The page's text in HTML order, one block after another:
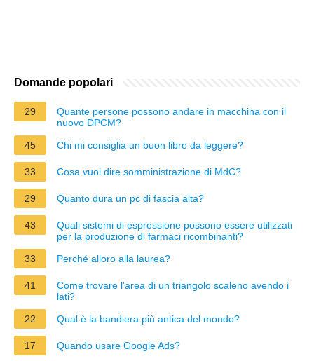
Domande popolari
29
Quante persone possono andare in macchina con il
nuovo DPCM?
45
Chi mi consiglia un buon libro da leggere?
33 Cosa vuol dire somministrazione di MdC?
29 Quanto dura un pc di fascia alta?
43
Quali sistemi di espressione possono essere utilizzati
per la produzione di farmaci ricombinanti?
33
Perché alloro alla laurea?
41
Come trovare l'area di un triangolo scaleno avendo i
lati?
22
Qual è la bandiera più antica del mondo?
17 Quando usare Google Ads?